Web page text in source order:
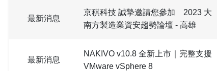
最新消息
京稘科技 誠摯邀請您參加 2023 大
南方製造業資安趨勢論壇 - 高雄
最新消息
NAKIVO v10.8 全新上市｜完整支援
VMware vSphere 8